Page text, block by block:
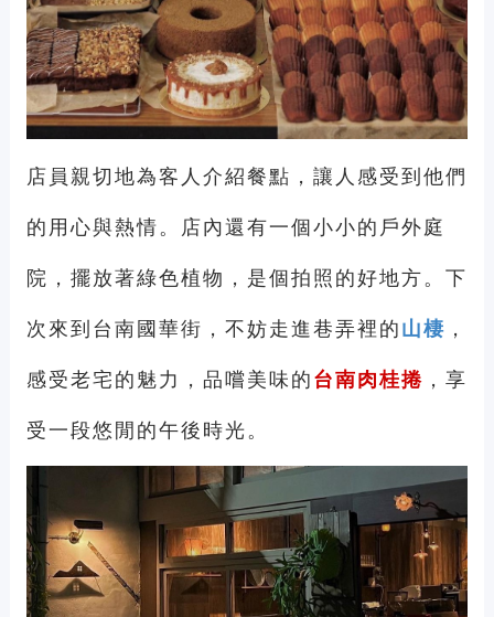
店員親切地為客人介紹餐點，讓人感受到他們
的用心與熱情。店內還有一個小小的戶外庭
院，擺放著綠色植物，是個拍照的好地方。下
次來到台南國華街，不妨走進巷弄裡的山棲 ，
感受老宅的魅力，品嚐美味的台南肉桂捲 ，享
受一段悠閒的午後時光。